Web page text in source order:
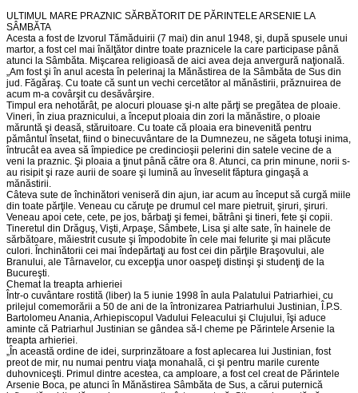
ULTIMUL MARE PRAZNIC SĂRBĂTORIT DE PĂRINTELE ARSENIE LA
SÂMBĂTA
Acesta a fost de Izvorul Tămăduirii (7 mai) din anul 1948, şi, după spusele unui
martor, a fost cel mai înălţător dintre toate praznicele la care participase până
atunci la Sâmbăta. Mişcarea religioasă de aici avea deja anvergură naţională.
„Am fost şi în anul acesta în pelerinaj la Mănăstirea de la Sâmbăta de Sus din
jud. Făgăraş. Cu toate că sunt un vechi cercetător al mănăstirii, prăznuirea de
acum m-a covârşit cu desăvârşire.
Timpul era nehotărât, pe alocuri plouase şi-n alte părţi se pregătea de ploaie.
Vineri, în ziua praznicului, a început ploaia din zori la mănăstire, o ploaie
măruntă şi deasă, stăruitoare. Cu toate că ploaia era binevenită pentru
pământul însetat, fiind o binecuvântare de la Dumnezeu, ne săgeta totuşi inima,
întrucât ea avea să împiedice pe credincioşii pelerini din satele vecine de a
veni la praznic. Şi ploaia a ţinut până către ora 8. Atunci, ca prin minune, norii s-
au risipit şi raze aurii de soare şi lumină au înveselit făptura gingaşă a
mănăstirii.
Câteva sute de închinători veniseră din ajun, iar acum au început să curgă miile
din toate părţile. Veneau cu căruţe pe drumul cel mare pietruit, şiruri, şiruri.
Veneau apoi cete, cete, pe jos, bărbaţi şi femei, bătrâni şi tineri, fete şi copii.
Tineretul din Drăguş, Vişti, Arpaşe, Sâmbete, Lisa şi alte sate, în hainele de
sărbătoare, măiestrit cusute şi împodobite în cele mai felurite şi mai plăcute
culori. Închinătorii cei mai îndepărtaţi au fost cei din părţile Braşovului, ale
Branului, ale Târnavelor, cu excepţia unor oaspeţi distinşi şi studenţi de la
Bucureşti.
Chemat la treapta arhieriei
Într-o cuvântare rostită (liber) la 5 iunie 1998 în aula Palatului Patriarhiei, cu
prilejul comemorării a 50 de ani de la întronizarea Patriarhului Justinian, Î.P.S.
Bartolomeu Anania, Arhiepiscopul Vadului Feleacului şi Clujului, îşi aduce
aminte că Patriarhul Justinian se gândea să-l cheme pe Părintele Arsenie la
treapta arhieriei.
„În această ordine de idei, surprinzătoare a fost aplecarea lui Justinian, fost
preot de mir, nu numai pentru viaţa monahală, ci şi pentru marile curente
duhovniceşti. Primul dintre acestea, ca amploare, a fost cel creat de Părintele
Arsenie Boca, pe atunci în Mănăstirea Sâmbăta de Sus, a cărui puternică